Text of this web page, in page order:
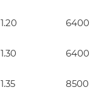
1.20 6400
1.30 6400
1.35 8500